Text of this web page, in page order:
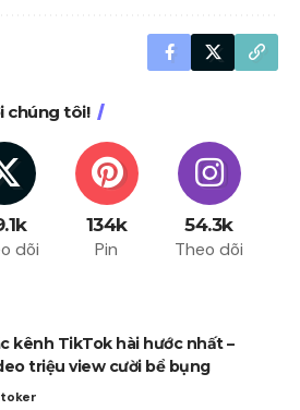
chúng tôi!
dõi
134k
Pin
54.3k
Theo dõi
kênh TikTok hài hước nhất –
triệu view cười bể bụng